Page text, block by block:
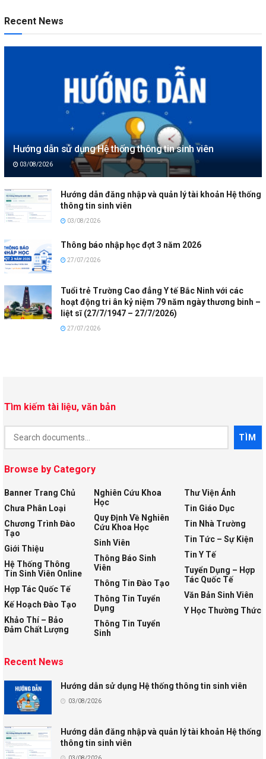
Recent News
Hướng dẫn sử dụng Hệ thống thông tin sinh viên
03/08/2026
Hướng dẫn đăng nhập và quản lý tài khoản Hệ thống
thông tin sinh viên
03/08/2026
Thông báo nhập học đợt 3 năm 2026
27/07/2026
Tuổi trẻ Trường Cao đẳng Y tế Bắc Ninh với các
hoạt động tri ân kỷ niệm 79 năm ngày thương binh –
liệt sĩ (27/7/1947 – 27/7/2026)
27/07/2026
Tìm kiếm tài liệu, văn bản
TÌM
Browse by Category
Banner Trang Chủ
Chưa Phân Loại
Chương Trình Đào
Tạo
Giới Thiệu
Hệ Thống Thông
Tin Sinh Viên Online
Hợp Tác Quốc Tế
Kế Hoạch Đào Tạo
Khảo Thí – Bảo
Đảm Chất Lượng
Nghiên Cứu Khoa
Học
Quy Định Về Nghiên
Cứu Khoa Học
Sinh Viên
Thông Báo Sinh
Viên
Thông Tin Đào Tạo
Thông Tin Tuyển
Dụng
Thông Tin Tuyển
Sinh
Thư Viện Ảnh
Tin Giáo Dục
Tin Nhà Trường
Tin Tức – Sự Kiện
Tin Y Tế
Tuyển Dụng – Hợp
Tác Quốc Tế
Văn Bản Sinh Viên
Y Học Thường Thức
Recent News
Hướng dẫn sử dụng Hệ thống thông tin sinh viên
03/08/2026
Hướng dẫn đăng nhập và quản lý tài khoản Hệ thống
thông tin sinh viên